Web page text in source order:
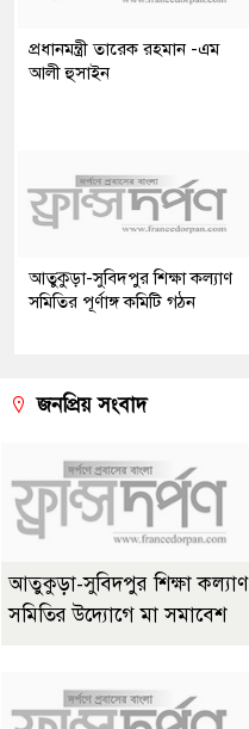
প্রধানমন্ত্রী তারেক রহমান -এম
আলী হুসাইন
আতুকুড়া-সুবিদপুর শিক্ষা কল্যাণ
সমিতির পূর্ণাঙ্গ কমিটি গঠন
জনপ্রিয় সংবাদ
আতুকুড়া-সুবিদপুর শিক্ষা কল্যাণ
সমিতির উদ্যোগে মা সমাবেশ